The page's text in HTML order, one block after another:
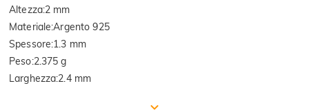
Altezza:2 mm
Materiale:Argento 925
Spessore:1.3 mm
Peso:2.375 g
Larghezza:2.4 mm